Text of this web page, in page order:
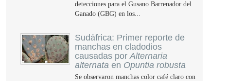
detecciones para el Gusano Barrenador del
Ganado (GBG) en los...
Sudáfrica: Primer reporte de
manchas en cladodios
causadas porAlternaria
alternata en Opuntia robusta
Se observaron manchas color café claro con